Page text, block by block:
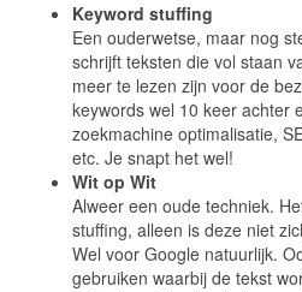
Keyword stuffing
Een ouderwetse, maar nog
schrijft teksten die vol staan
meer te lezen zijn voor de
keywords wel 10 keer achter
zoekmachine optimalisatie,
etc. Je snapt het wel!
Wit op Wit
Alweer een oude techniek.
stuffing, alleen is deze niet
Wel voor Google natuurlijk.
gebruiken waarbij de tekst